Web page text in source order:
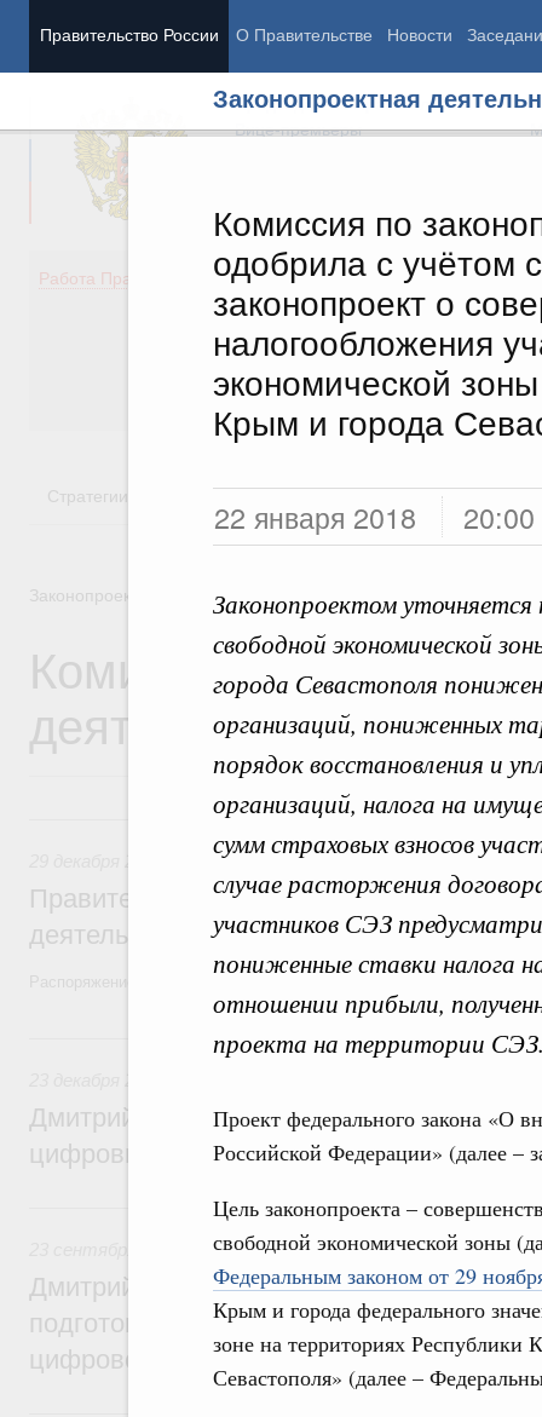
Правительство России О Правительстве Новости
Законопроектная
Комиссия по
одобрила c учётом
законопроект о
налогообложения
экономической
Крым и города
22 января 2018 20:00
Законопроектом уточняется
свободной экономической
города Севастополя
организаций, пониженных
порядок восстановления и
организаций, налога на
сумм страховых взносов
случае расторжения
участников СЭЗ
пониженные ставки налога
отношении прибыли,
проекта на территории
Проект федерального закона «О
Российской Федерации» (далее –
Цель законопроекта –
свободной экономической зоны
Федеральным законом от 29
Крым и города федерального
зоне на территориях Республики
Севастополя» (далее –
Председатель Правительства
Вице-премьеры
Работа Правительства
Демография
Здоровье
Образование
Культура
Общество
Государство
Стратегии Государственные программы
Законопроектная деятельность
Комиссия
деятельности
29 декабря 2025, понедельник
Правовые вопросы работы
Правительство утвердило план
деятельности на 2026 год
23 декабря 2024, понедельник
Дмитрий Григоренко: Правительство
цифровизацию законопроектной
23 сентября 2024, понедельник
Правовые вопросы работы
Дмитрий Григоренко: Правительство
подготовки нормативных актов и
цифровой формат